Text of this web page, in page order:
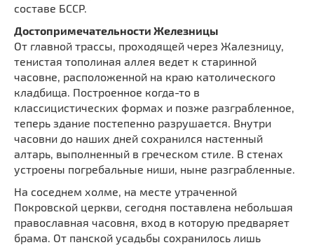
составе БССР.
Достопримечательности Железницы
От главной трассы, проходящей через Жалезницу,
тенистая тополиная аллея ведет к старинной
часовне, расположенной на краю католического
кладбища. Построенное когда-то в
классицистических формах и позже разграбленное,
теперь здание постепенно разрушается. Внутри
часовни до наших дней сохранился настенный
алтарь, выполненный в греческом стиле. В стенах
устроены погребальные ниши, ныне разграбленные.
На соседнем холме, на месте утраченной
Покровской церкви, сегодня поставлена небольшая
православная часовня, вход в которую предваряет
брама. От панской усадьбы сохранилось лишь